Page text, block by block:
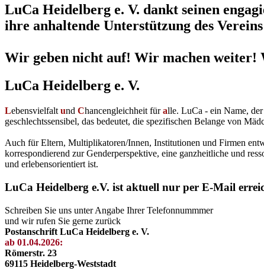
LuCa Heidelberg e. V. dankt seinen
ihre anhaltende Unterstützung des
Wir geben nicht auf! Wir machen weiter!
LuCa Heidelberg e. V.
Lebensvielfalt und Chancengleichheit füralle. LuCa - ein Name,
geschlechtssensibel, das bedeutet, die spezifischen Belange von
Auch für Eltern, Multiplikatoren/Innen, Institutionen und Firmen
korrespondierend zur Genderperspektive, eine ganzheitliche und
und erlebensorientiert ist.
LuCa Heidelberg e.V. ist aktuell nur per E-Mail
Schreiben Sie uns unter Angabe Ihrer Telefonnummmer
und wir rufen Sie gerne zurück
Postanschrift LuCa Heidelberg e. V.
ab 01.04.2026:
Römerstr. 23
69115 Heidelberg-Weststadt